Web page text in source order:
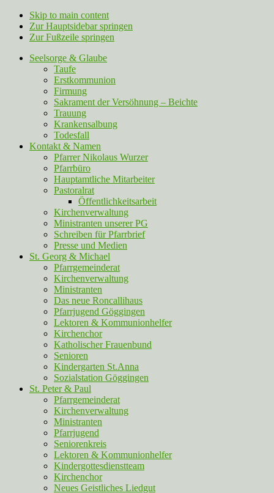
Skip to main content
Zur Hauptsidebar springen
Zur Fußzeile springen
Seelsorge & Glaube
Taufe
Erstkommunion
Firmung
Sakrament der Versöhnung – Beichte
Trauung
Krankensalbung
Todesfall
Kontakt & Namen
Pfarrer Nikolaus Wurzer
Pfarrbüro
Hauptamtliche Mitarbeiter
Pastoralrat
Öffentlichkeitsarbeit
Kirchenverwaltung
Ministranten unserer PG
Schreiben für Pfarrbrief
Presse und Medien
St. Georg & Michael
Pfarrgemeinderat
Kirchenverwaltung
Ministranten
Das neue Roncallihaus
Pfarrjugend Göggingen
Lektoren & Kommunionhelfer
Kirchenchor
Katholischer Frauenbund
Senioren
Kindergarten St.Anna
Sozialstation Göggingen
St. Peter & Paul
Pfarrgemeinderat
Kirchenverwaltung
Ministranten
Pfarrjugend
Seniorenkreis
Lektoren & Kommunionhelfer
Kindergottesdienstteam
Kirchenchor
Neues Geistliches Liedgut